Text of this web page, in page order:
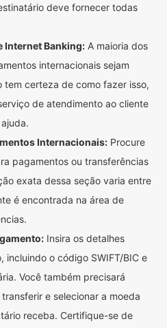
deve fornecer todas
Internet Banking: A maioria dos
internacionais sejam
tem certeza de como fazer isso,
de atendimento ao cliente
Internacionais: Procure
pagamentos ou transferências
exata dessa seção varia entre
é encontrada na área de
Insira os detalhes
incluindo o código SWIFT/BIC e
Você também precisará
e selecionar a moeda
receba. Certifique-se de